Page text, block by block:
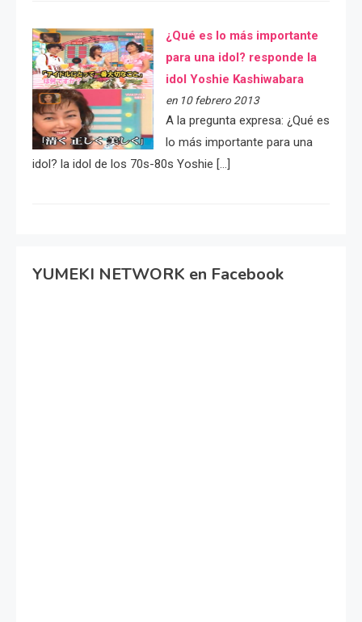
¿Qué es lo más importante
para una idol? responde la
idol Yoshie Kashiwabara
en 10 febrero 2013
A la pregunta expresa: ¿Qué es
lo más importante para una
idol? la idol de los 70s-80s Yoshie […]
YUMEKI NETWORK en Facebook